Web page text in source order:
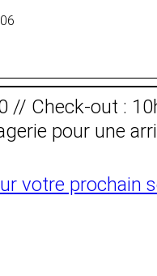
// Check-out :
pour une
votre prochain